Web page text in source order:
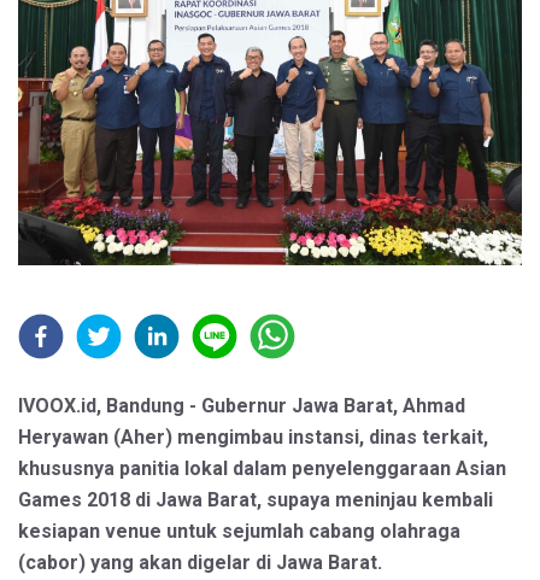
IVOOX.id, Bandung - Gubernur Jawa Barat, Ahmad
Heryawan (Aher) mengimbau instansi, dinas terkait,
khususnya panitia lokal dalam penyelenggaraan Asian
Games 2018 di Jawa Barat, supaya meninjau kembali
kesiapan venue untuk sejumlah cabang olahraga
(cabor) yang akan digelar di Jawa Barat.